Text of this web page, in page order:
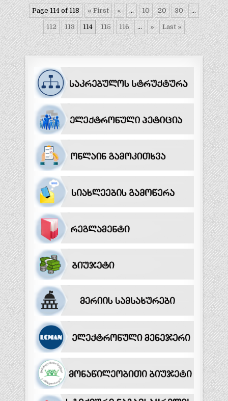
Page 114 of 118 « First « ... 10 20 30 ...
112 113 114 115 116 ... » Last »